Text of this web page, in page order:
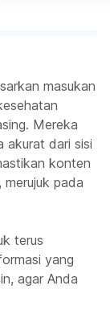
masukan
Mereka
akurat dari sisi
konten
pada
terus
yang
agar Anda